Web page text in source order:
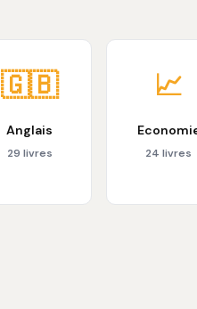
🇬🇧
Anglais
29 livres
📈
24 livres